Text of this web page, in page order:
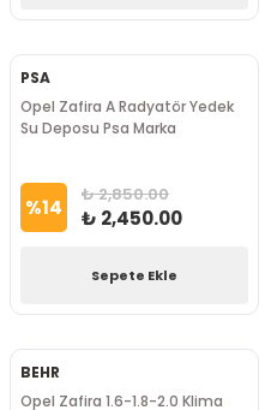
PSA
Opel Zafira A Radyatör Yedek
Su Deposu Psa Marka
%14 ₺ 2,850.00
₺ 2,450.00
Sepete Ekle
BEHR
Opel Zafira 1.6-1.8-2.0 Klima